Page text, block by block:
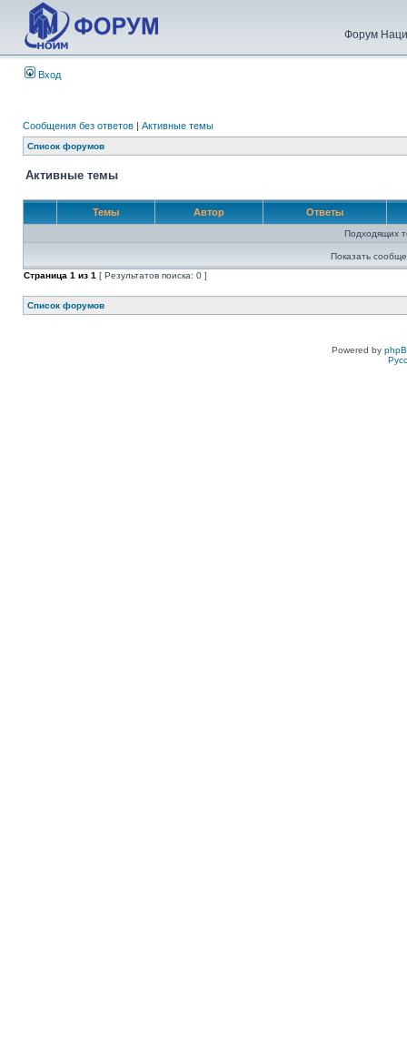
Форум
Вход
Сообщения без ответов | Активные темы
Список форумов
Активные темы
Темы Автор Ответы
Подходящих
Показать
Страница 1 из 1 [ Результатов поиска: 0 ]
Список форумов
Powered by